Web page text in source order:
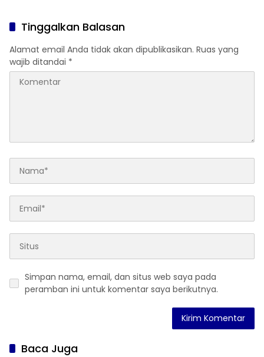
Tinggalkan Balasan
Alamat email Anda tidak akan dipublikasikan. Ruas yang
wajib ditandai *
Simpan nama, email, dan situs web saya pada
peramban ini untuk komentar saya berikutnya.
Baca Juga